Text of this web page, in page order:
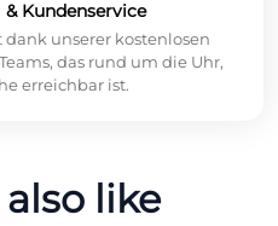
Kundenservice
dank unserer kostenlosen
das rund um die Uhr,
erreichbar ist.
like